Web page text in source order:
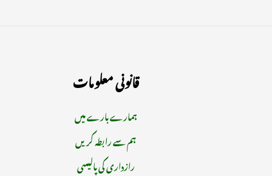
قانونی معلومات
ہمارے بارے میں
ہم سے رابطہ کریں
رازداری کی پالیسی